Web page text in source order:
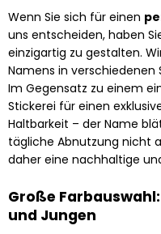
Wenn Sie sich für einen
uns entscheiden, haben
einzigartig zu gestalten.
Namens in
Im Gegensatz zu einem
Stickerei für einen
Haltbarkeit – der Name
tägliche Abnutzung nicht
daher eine nachhaltige
Große
und Jungen